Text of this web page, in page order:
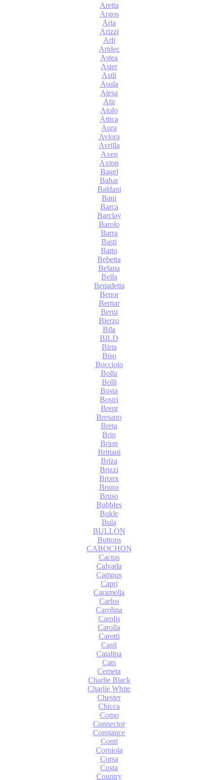
Aretta
Argos
Aria
Arizzi
Arli
Artdec
Astea
Aster
Astli
Asula
Atesa
Atir
Atolo
Attica
Aura
Aviora
Avrilla
Axen
Axton
Bagel
Bahar
Baldani
Bani
Barca
Barclay
Barolo
Barra
Basti
Batto
Bebetta
Belana
Bella
Benadetta
Benor
Bernar
Berni
Bierzo
Bila
BILD
Birta
Biso
Bocciolo
Bolla
Bolli
Bosta
Bostri
Brent
Bresano
Breta
Brin
Brion
Brittani
Briza
Brizzi
Bronx
Bruno
Bruso
Bubbles
Bukle
Bula
BULLON
Buttons
CABOCHON
Cactus
Calvada
Campus
Capri
Caramella
Carlos
Carolina
Carolis
Carolla
Carotti
Casti
Catalina
Cats
Cemeta
Charlie Black
Charlie White
Chester
Chicca
Como
Connector
Constance
Conti
Corniola
Corsa
Costa
Country